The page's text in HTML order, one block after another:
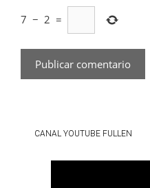
7 − 2 =
CANAL YOUTUBE FULLEN